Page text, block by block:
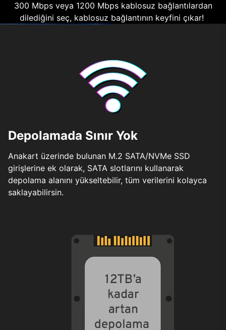
300 Mbps veya 1200 Mbps kablosuz bağlantılardan
dilediğini seç, kablosuz bağlantının keyfini çıkar!
Depolamada Sınır Yok
Anakart üzerinde bulunan M.2 SATA/NVMe SSD
girişlerine ek olarak, SATA slotlarını kullanarak
depolama alanını yükseltebilir, tüm verilerini kolayca
saklayabilirsin.